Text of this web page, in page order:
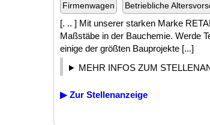
Firmenwagen
Betriebliche
[. .. ] Mit unserer starken Marke
Maßstäbe in der Bauchemie. Werde
einige der größten Bauprojekte [...]
MEHR INFOS ZUM
▶ Zur Stellenanzeige